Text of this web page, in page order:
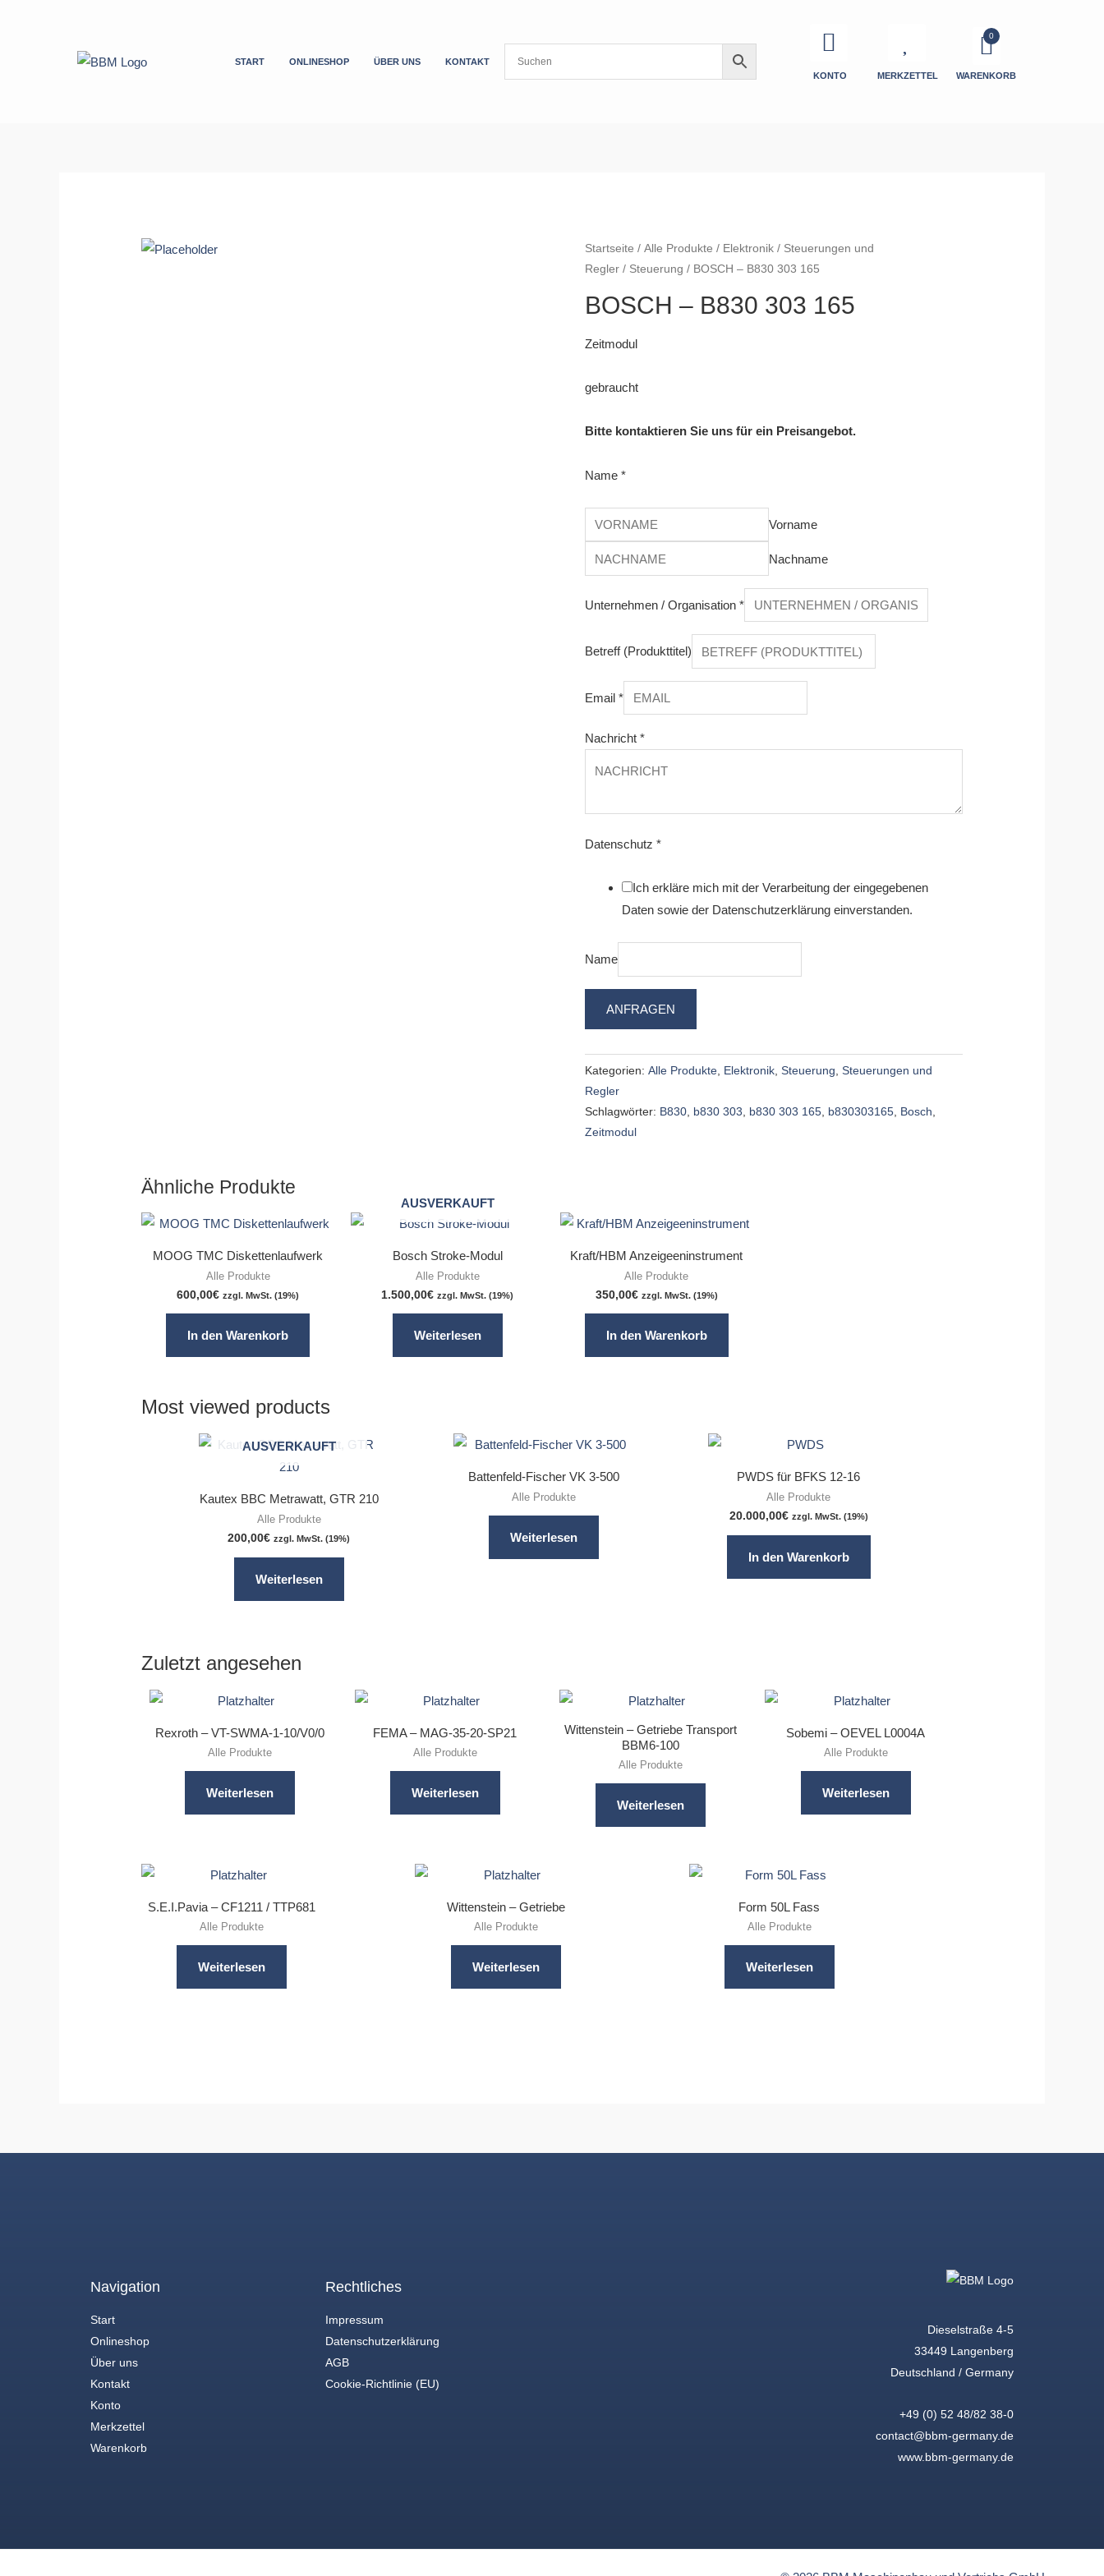
START ONLINESHOP ÜBER UNS
KONTAKT
KONTO
MERKZETTEL WARENKORB
Startseite / Alle Produkte / Elektronik / Steuerungen und
Regler / Steuerung / BOSCH – B830 303 165
BOSCH – B830 303 165
Zeitmodul
gebraucht
Bitte kontaktieren Sie uns für ein Preisangebot.
Name *
Vorname
Nachname
Unternehmen / Organisation *
Betreff (Produkttitel)
Email *
Nachricht *
Datenschutz *
Ich erkläre mich mit der Verarbeitung der eingegebenen
Daten sowie der Datenschutzerklärung einverstanden.
Name
ANFRAGEN
Kategorien: Alle Produkte Elektronik Steuerung Steuerungen und
Regler
Schlagwörter: B830 b830 303 b830 303 165 b830303165 Bosch
Zeitmodul
Ähnliche Produkte
MOOG TMC Diskettenlaufwerk
Alle Produkte
600,00€ zzgl. MwSt. (19%)
In den Warenkorb
AUSVERKAUFT
Bosch Stroke-Modul
Alle Produkte
1.500,00€ zzgl. MwSt. (19%)
Weiterlesen
Kraft/HBM Anzeigeeninstrument
Alle Produkte
350,00€ zzgl. MwSt. (19%)
In den Warenkorb
Most viewed products
AUSVERKAUFT
Kautex BBC Metrawatt, GTR 210
Alle Produkte
200,00€ zzgl. MwSt. (19%)
Weiterlesen
Battenfeld-Fischer VK 3-500
Alle Produkte
Weiterlesen
PWDS für BFKS 12-16
Alle Produkte
20.000,00€ zzgl. MwSt. (19%)
In den Warenkorb
Zuletzt angesehen
Rexroth – VT-SWMA-1-10/V0/0
Alle Produkte
Weiterlesen
FEMA – MAG-35-20-SP21
Alle Produkte
Weiterlesen
Wittenstein – Getriebe Transport
BBM6-100
Alle Produkte
Weiterlesen
Sobemi – OEVEL L0004A
Alle Produkte
Weiterlesen
S.E.I.Pavia – CF1211 / TTP681
Alle Produkte
Weiterlesen
Wittenstein – Getriebe
Alle Produkte
Weiterlesen
Form 50L Fass
Alle Produkte
Weiterlesen
Navigation
Start
Onlineshop
Über uns
Kontakt
Konto
Merkzettel
Warenkorb
Rechtliches
Impressum
Datenschutzerklärung
AGB
Cookie-Richtlinie (EU)
Dieselstraße 4-5
33449 Langenberg
Deutschland / Germany
+49 (0) 52 48/82 38-0
contact@bbm-germany.de
www.bbm-germany.de